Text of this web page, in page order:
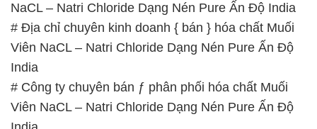
NaCL – Natri Chloride Dạng Nén Pure Ấn Độ India
# Địa chỉ chuyên kinh doanh { bán } hóa chất Muối
Viên NaCL – Natri Chloride Dạng Nén Pure Ấn Độ
India
# Công ty chuyên bán ƒ phân phối hóa chất Muối
Viên NaCL – Natri Chloride Dạng Nén Pure Ấn Độ